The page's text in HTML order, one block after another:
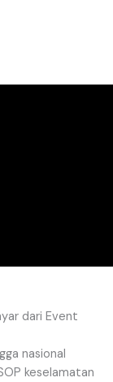
dari Event
nasional
keselamatan